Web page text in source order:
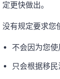
定更快做出。
没有规定要求您
不会因为您
只会根据移民